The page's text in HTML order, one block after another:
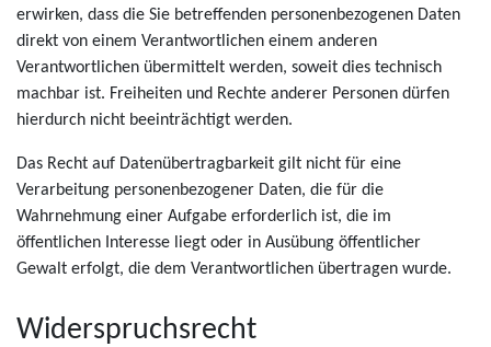
erwirken, dass die Sie betreffenden personenbezogenen Daten
direkt von einem Verantwortlichen einem anderen
Verantwortlichen übermittelt werden, soweit dies technisch
machbar ist. Freiheiten und Rechte anderer Personen dürfen
hierdurch nicht beeinträchtigt werden.
Das Recht auf Datenübertragbarkeit gilt nicht für eine
Verarbeitung personenbezogener Daten, die für die
Wahrnehmung einer Aufgabe erforderlich ist, die im
öffentlichen Interesse liegt oder in Ausübung öffentlicher
Gewalt erfolgt, die dem Verantwortlichen übertragen wurde.
Widerspruchsrecht